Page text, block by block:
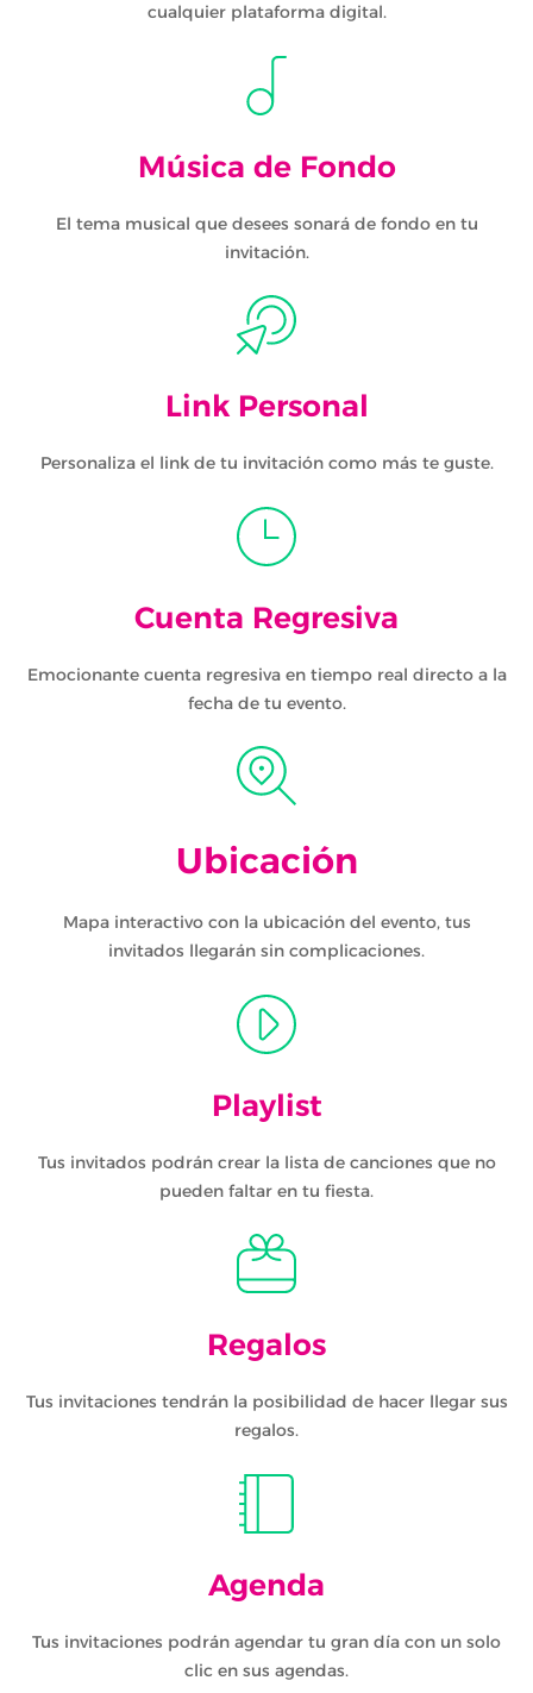
cualquier plataforma digital.
Música de Fondo
El tema musical que desees sonará de fondo en tu
invitación.
Link Personal
Personaliza el link de tu invitación como más te guste.
Cuenta Regresiva
Emocionante cuenta regresiva en tiempo real directo a la
fecha de tu evento.
Ubicación
Mapa interactivo con la ubicación del evento, tus
invitados llegarán sin complicaciones.
Playlist
Tus invitados podrán crear la lista de canciones que no
pueden faltar en tu fiesta.
Regalos
Tus invitaciones tendrán la posibilidad de hacer llegar sus
regalos.
Agenda
Tus invitaciones podrán agendar tu gran día con un solo
clic en sus agendas.